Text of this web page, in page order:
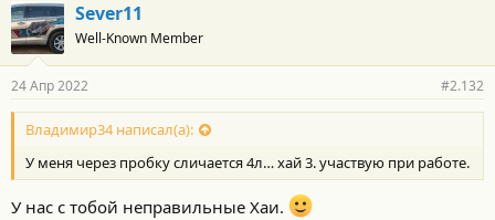
Sever11
Well-Known Member
24 Апр 2022 #2.132
Владимир34 написал(а):
У меня через пробку сличается 4л… хай 3. участвую при работе.
У нас с тобой неправильные Хаи.